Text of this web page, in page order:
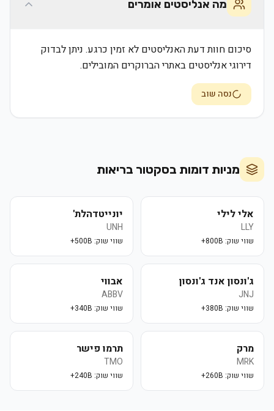
מה אנליסטים אומרים
סיכום חוות דעת האנליסטים לא זמין כרגע. ניתן לבדוק
דירוגי אנליסטים באתרי הברוקרים המובילים.
נסה שוב
מניות דומות בסקטור בריאות
אלי לילי
LLY
שווי שוק: 800B+
יונייטדהלת'
UNH
שווי שוק: 500B+
ג'ונסון אנד ג'ונסון
JNJ
שווי שוק: 380B+
אבווי
ABBV
שווי שוק: 340B+
מרק
MRK
שווי שוק: 260B+
תרמו פישר
TMO
שווי שוק: 240B+